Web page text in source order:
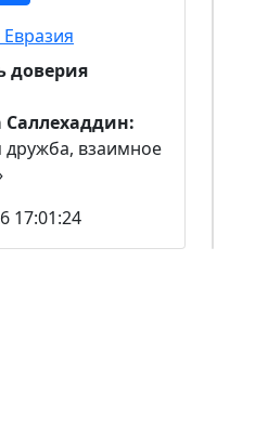
доверия
Саллехаддин:
дружба, взаимное
17:01:24